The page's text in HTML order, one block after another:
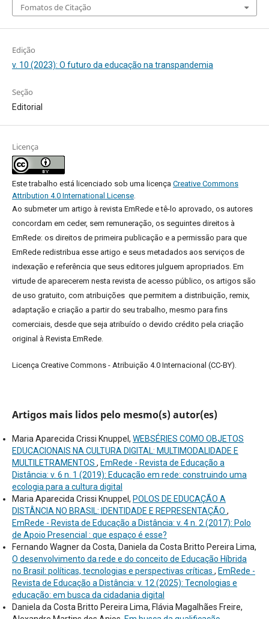
Fomatos de Citação
Edição
v. 10 (2023): O futuro da educação na transpandemia
Seção
Editorial
Licença
Este trabalho está licenciado sob uma licença Creative Commons
Attribution 4.0 International License.
Ao submeter um artigo à revista EmRede e tê-lo aprovado, os autores
concordam em ceder, sem remuneração, os seguintes direitos à
EmRede: os direitos de primeira publicação e a permissão para que
EmRede redistribua esse artigo e seus metadados aos serviços de
indexação e referência que seus editores julguem apropriados. Em
virtude de aparecerem nesta revista de acesso público, os artigos são
de uso gratuito, com atribuições que permitem a distribuição, remix,
adaptação e criação a partir do seu trabalho, mesmo para fins
comerciais, desde que seja atribuído o devido crédito pela criação
original à Revista EmRede.
Licença Creative Commons - Atribuição 4.0 Internacional (CC-BY).
Artigos mais lidos pelo mesmo(s) autor(es)
Maria Aparecida Crissi Knuppel, WEBSÉRIES COMO OBJETOS
EDUCACIONAIS NA CULTURA DIGITAL: MULTIMODALIDADE E
MULTILETRAMENTOS , EmRede - Revista de Educação a
Distância: v. 6 n. 1 (2019): Educação em rede: construindo uma
ecologia para a cultura digital
Maria Aparecida Crissi Knuppel, POLOS DE EDUCAÇÃO A
DISTÂNCIA NO BRASIL: IDENTIDADE E REPRESENTAÇÃO ,
EmRede - Revista de Educação a Distância: v. 4 n. 2 (2017): Polo
de Apoio Presencial : que espaço é esse?
Fernando Wagner da Costa, Daniela da Costa Britto Pereira Lima,
O desenvolvimento da rede e do conceito de Educação Híbrida
no Brasil: políticas, tecnologias e perspectivas críticas , EmRede -
Revista de Educação a Distância: v. 12 (2025): Tecnologias e
educação: em busca da cidadania digital
Daniela da Costa Britto Pereira Lima, Flávia Magalhães Freire,